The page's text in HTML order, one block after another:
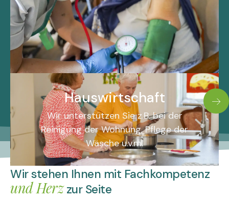
Hauswirtschaft
Wir unterstützen Sie z.B. bei der
Reinigung der Wohnung, Pflege der
Wäsche u.v.m.
Wir stehen Ihnen mit Fachkompetenz
und Herzzur Seite